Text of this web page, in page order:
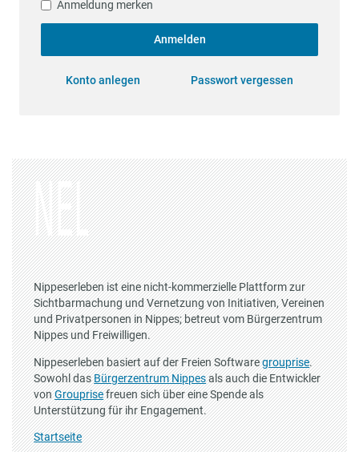
Anmeldung merken
Anmelden
Konto anlegen Passwort vergessen
Nippeserleben ist eine nicht-kommerzielle Plattform zur
Sichtbarmachung und Vernetzung von Initiativen, Vereinen
und Privatpersonen in Nippes; betreut vom Bürgerzentrum
Nippes und Freiwilligen.
Nippeserleben basiert auf der Freien Softwaregrouprise.
Sowohl dasBürgerzentrum Nippesals auch die Entwickler
vonGrouprisefreuen sich über eine Spende als
Unterstützung für ihr Engagement.
Startseite